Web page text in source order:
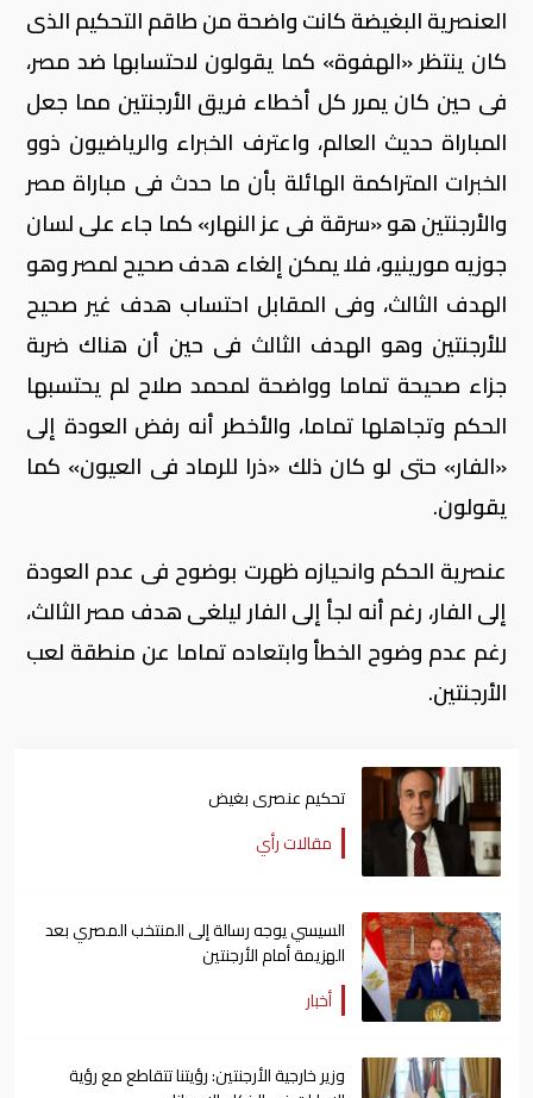
العنصرية البغيضة كانت واضحة من طاقم التحكيم الذى
كان ينتظر «الهفوة» كما يقولون لاحتسابها ضد مصر،
فى حين كان يمرر كل أخطاء فريق الأرجنتين مما جعل
المباراة حديث العالم، واعترف الخبراء والرياضيون ذوو
الخبرات المتراكمة الهائلة بأن ما حدث فى مباراة مصر
والأرجنتين هو «سرقة فى عز النهار» كما جاء على لسان
جوزيه مورينيو، فلا يمكن إلغاء هدف صحيح لمصر وهو
الهدف الثالث، وفى المقابل احتساب هدف غير صحيح
للأرجنتين وهو الهدف الثالث فى حين أن هناك ضربة
جزاء صحيحة تماما وواضحة لمحمد صلاح لم يحتسبها
الحكم وتجاهلها تماما، والأخطر أنه رفض العودة إلى
«الفار» حتى لو كان ذلك «ذرا للرماد فى العيون» كما
يقولون.
عنصرية الحكم وانحيازه ظهرت بوضوح فى عدم العودة
إلى الفار، رغم أنه لجأ إلى الفار ليلغى هدف مصر الثالث،
رغم عدم وضوح الخطأ وابتعاده تماما عن منطقة لعب
الأرجنتين.
تحكيم عنصرى بغيض
مقالات رأي
السيسي يوجه رسالة إلى المنتخب المصري بعد
الهزيمة أمام الأرجنتين
أخبار
وزير خارجية الأرجنتين: رؤيتنا تتقاطع مع رؤية